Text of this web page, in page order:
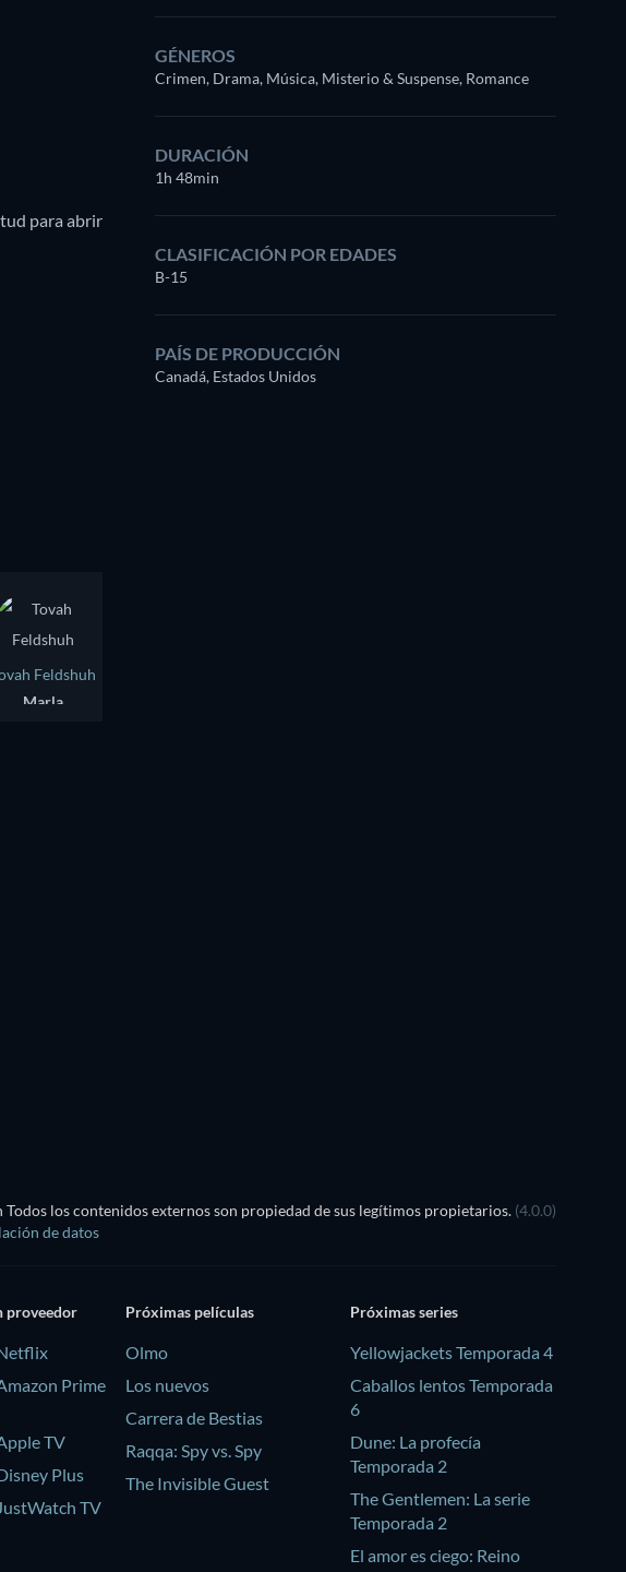
para abrir
GÉNEROS
Crimen, Drama, Música, Misterio & Suspense, Romance
DURACIÓN
1h 48min
CLASIFICACIÓN POR EDADES
B-15
PAÍS DE PRODUCCIÓN
Canadá, Estados Unidos
Feldshuh
Marla
los contenidos externos son propiedad de sus legítimos propietarios. (4.0.0)
de datos
proveedor
Prime
TV
Plus
TV
Próximas películas
Olmo
Los nuevos
Carrera de Bestias
Raqqa: Spy vs. Spy
The Invisible Guest
Próximas series
Yellowjackets Temporada 4
Caballos lentos Temporada
6
Dune: La profecía
Temporada 2
The Gentlemen: La serie
Temporada 2
El amor es ciego: Reino